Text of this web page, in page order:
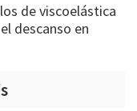
de viscoelástica
descanso en